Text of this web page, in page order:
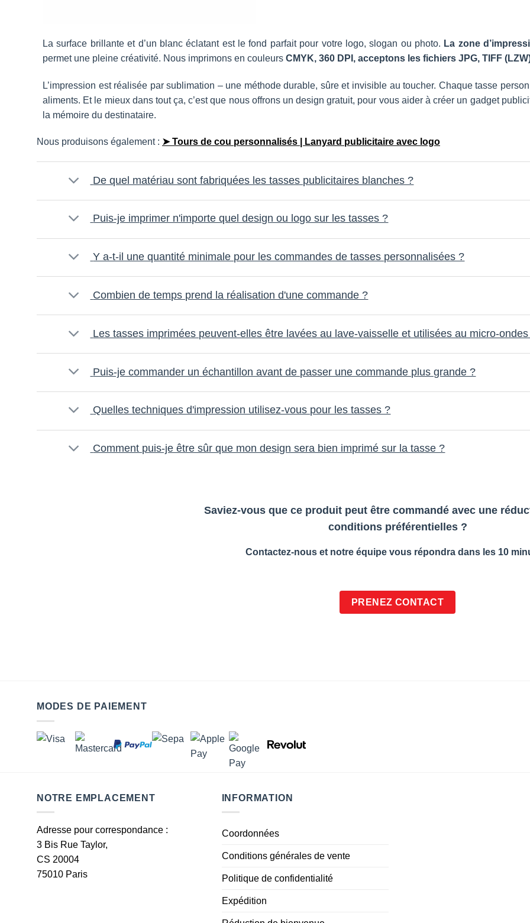
La surface brillante et d’un blanc éclatant est le fond parfait pour votre logo, slogan ou photo. La zone
permet une pleine créativité. Nous imprimons en couleurs CMYK, 360 DPI, acceptons les fichiers JPG, TIFF
L’impression est réalisée par sublimation – une méthode durable, sûre et invisible au toucher. Chaque tasse
aliments. Et le mieux dans tout ça, c’est que nous offrons un design gratuit, pour vous aider à créer un gadget
la mémoire du destinataire.
Nous produisons également : ➤ Tours de cou personnalisés | Lanyard publicitaire avec logo
De quel matériau sont fabriquées les tasses publicitaires blanches ?
Puis-je imprimer n'importe quel design ou logo sur les tasses ?
Y a-t-il une quantité minimale pour les commandes de tasses personnalisées ?
Combien de temps prend la réalisation d'une commande ?
Les tasses imprimées peuvent-elles être lavées au lave-vaisselle et utilisées au micro-
Puis-je commander un échantillon avant de passer une commande plus grande ?
Quelles techniques d'impression utilisez-vous pour les tasses ?
Comment puis-je être sûr que mon design sera bien imprimé sur la tasse ?
Saviez-vous que ce produit peut être commandé avec une
conditions préférentielles ?
Contactez-nous et notre équipe vous répondra dans les 10
PRENEZ CONTACT
MODES DE PAIEMENT
NOTRE EMPLACEMENT
Adresse pour correspondance :
3 Bis Rue Taylor,
CS 20004
75010 Paris
INFORMATION
Coordonnées
Conditions générales de vente
Politique de confidentialité
Expédition